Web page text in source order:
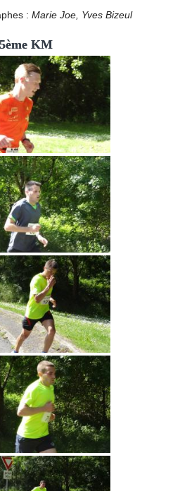
: Marie Joe, Yves Bizeul
KM